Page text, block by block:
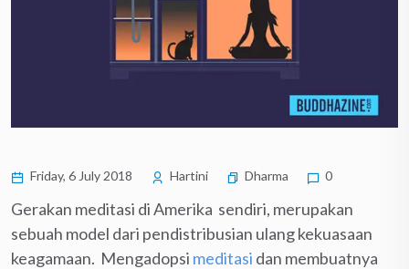
Friday, 6 July 2018 Hartini Dharma 0
Gerakan meditasi di Amerika sendiri, merupakan
sebuah model dari pendistribusian ulang kekuasaan
keagamaan. Mengadopsi meditasi dan membuatnya